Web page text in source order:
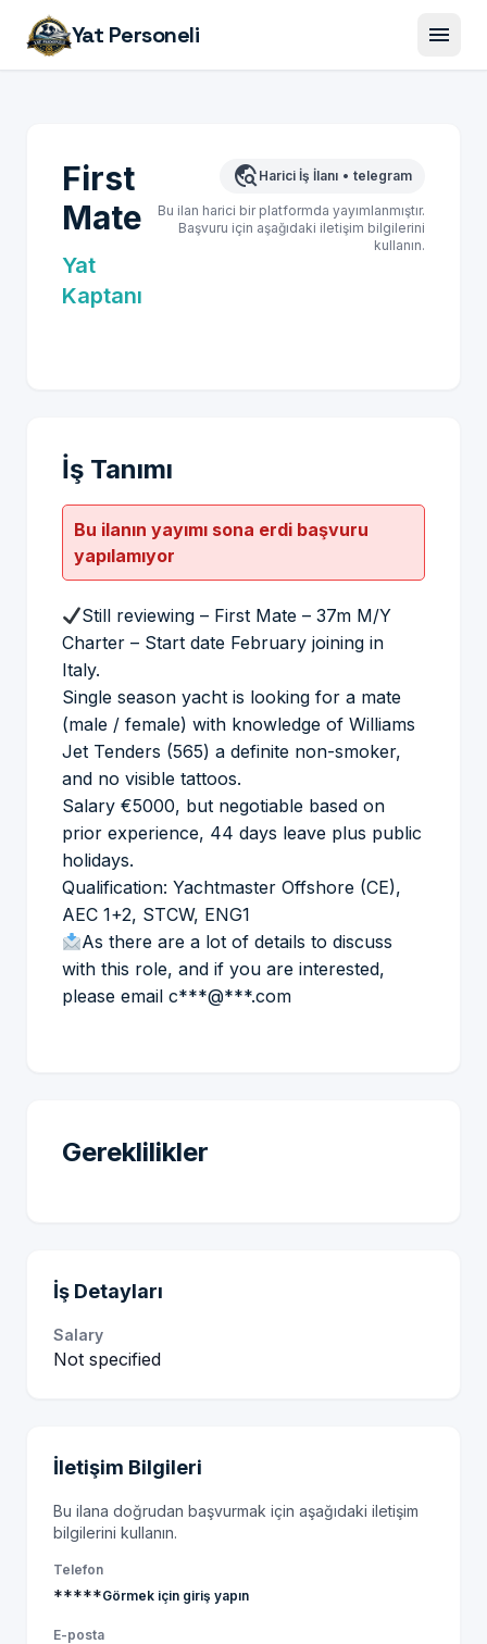
Yat Personeli menu
First
Mate
Yat
Kaptanı
travel_explore Harici İş İlanı • telegram
Bu ilan harici bir platformda yayımlanmıştır.
Başvuru için aşağıdaki iletişim bilgilerini
kullanın.
İş Tanımı
Bu ilanın yayımı sona erdi başvuru
yapılamıyor
Still reviewing – First Mate – 37m M/Y
Charter – Start date February joining in
Italy.
Single season yacht is looking for a mate
(male / female) with knowledge of Williams
Jet Tenders (565) a definite non-smoker,
and no visible tattoos.
Salary €5000, but negotiable based on
prior experience, 44 days leave plus public
holidays.
Qualification: Yachtmaster Offshore (CE),
AEC 1+2, STCW, ENG1
As there are a lot of details to discuss
with this role, and if you are interested,
please email c***@***.com
Gereklilikler
İş Detayları
Salary
Not specified
İletişim Bilgileri
Bu ilana doğrudan başvurmak için aşağıdaki iletişim
bilgilerini kullanın.
Telefon
*****Görmek için giriş yapın
E-posta